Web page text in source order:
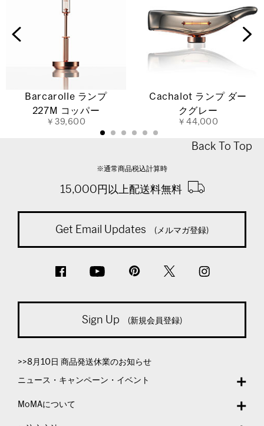
Barcarolle ランプ
227M コッパー
￥39,600
Cachalot ランプ ダー
クグレー
￥44,000
Back To Top
※通常商品税込計算時
15,000円以上配送料無料
Get Email Updates (メルマガ登録)
Sign Up (新規会員登録)
>>8月10日 商品発送休業のお知らせ
ニュース・キャンペーン・イベント
MoMAについて